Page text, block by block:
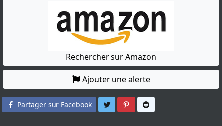
Rechercher sur Amazon
Ajouter une alerte
Partager sur Facebook Partager sur Twitter
Partager sur Pinterest